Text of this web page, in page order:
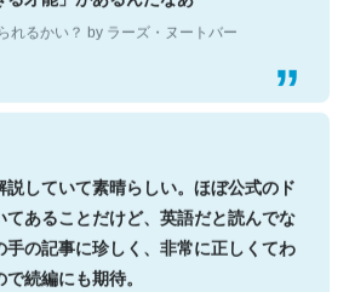
れるかい？ by ラーズ・ヌートバー
説していて素晴らしい。ほぼ公式のド
てあることだけど、英語だと読んでな
の記事に珍しく、非常に正しくてわ
続編にも期待。